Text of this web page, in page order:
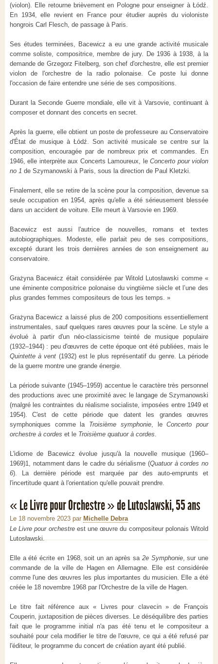
(violon). Elle retourne brièvement en Pologne pour enseigner à Łódź.
En 1934, elle revient en France pour étudier auprès du violoniste
hongrois Carl Flesch, de passage à Paris.
Ses études terminées, Bacewicz a eu une grande activité musicale
comme soliste, compositrice, membre de jury. De 1936 à 1938, à la
demande de Grzegorz Fitelberg, son chef d'orchestre, elle est premier
violon de l'orchestre de la radio polonaise. Ce poste lui donne
l'occasion de faire entendre une série de ses compositions.
Durant la Seconde Guerre mondiale, elle vit à Varsovie, continuant à
composer et donnant des concerts en secret.
Après la guerre, elle obtient un poste de professeure au Conservatoire
d'État de musique à Łódź. Son activité musicale se centre sur la
composition, encouragée par de nombreux prix et commandes. En
1946, elle interprète aux Concerts Lamoureux, leConcerto pour violon
no 1 de Szymanowski à Paris, sous la direction de Paul Kletzki.
Finalement, elle se retire de la scène pour la composition, devenue sa
seule occupation en 1954, après qu'elle a été sérieusement blessée
dans un accident de voiture. Elle meurt à Varsovie en 1969.
Bacewicz est aussi l'autrice de nouvelles, romans et textes
autobiographiques. Modeste, elle parlait peu de ses compositions,
excepté durant les trois dernières années de son enseignement au
conservatoire.
Grażyna Bacewicz était considérée par Witold Lutosławski comme «
une éminente compositrice polonaise du vingtième siècle et l’une des
plus grandes femmes compositeurs de tous les temps. »
Grażyna Bacewicz a laissé plus de 200 compositions essentiellement
instrumentales, sauf quelques rares œuvres pour la scène. Le style a
évolué à partir d'un néo-classicisme teinté de musique populaire
(1932–1944) : peu d'œuvres de cette époque ont été publiées, mais le
Quintette à vent (1932) est le plus représentatif du genre. La période
de la guerre montre une grande énergie.
La période suivante (1945–1959) accentue le caractère très personnel
des productions avec une proximité avec le langage de Szymanowski
(malgré les contraintes du réalisme socialiste, imposées entre 1949 et
1954). C'est de cette période que datent les grandes œuvres
symphoniques comme la Troisième symphonie, leConcerto pour
orchestre à cordes et le Troisième quatuor à cordes.
L'idiome de Bacewicz évolue jusqu'à la nouvelle musique (1960–
1969)1, notamment dans le cadre du sérialisme (Quatuor à cordes no
6). La dernière période est marquée par des auto-emprunts et
l'incertitude quant à l'orientation qu'elle pouvait prendre.
« Le Livre pour Orchestre » de Lutoslawski, 55 ans
Le 18 novembre 2023 par Michelle Debra
Le Livre pour orchestreest une œuvre du compositeur polonais Witold
Lutosławski.
Elle a été écrite en 1968, soit un an après sa 2e Symphonie, sur une
commande de la ville de Hagen en Allemagne. Elle est considérée
comme l'une des œuvres les plus importantes du musicien. Elle a été
créée le 18 novembre 1968 par l'Orchestre de la ville de Hagen.
Le titre fait référence aux « Livres pour clavecin » de François
Couperin, juxtaposition de pièces diverses. Le déséquilibre des parties
fait que le programme initial n'a pas été tenu et le compositeur a
souhaité pour cela modifier le titre de l'œuvre, ce qui a été refusé par
l'éditeur, le programme du concert de création ayant été publié.